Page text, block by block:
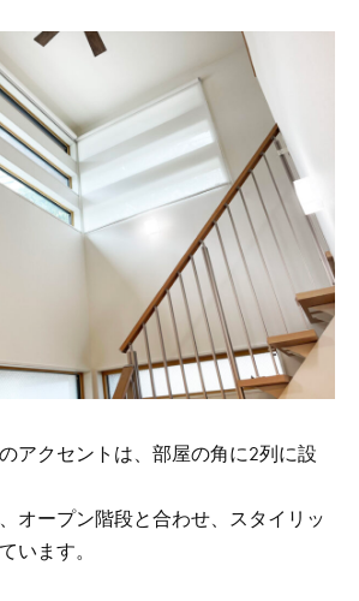
アクセントは、部屋の角に2列に設
オープン階段と合わせ、スタイリッ
います。